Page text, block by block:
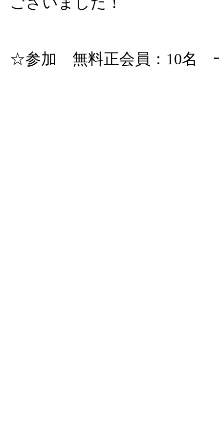
☆参加 無料正会員：10名